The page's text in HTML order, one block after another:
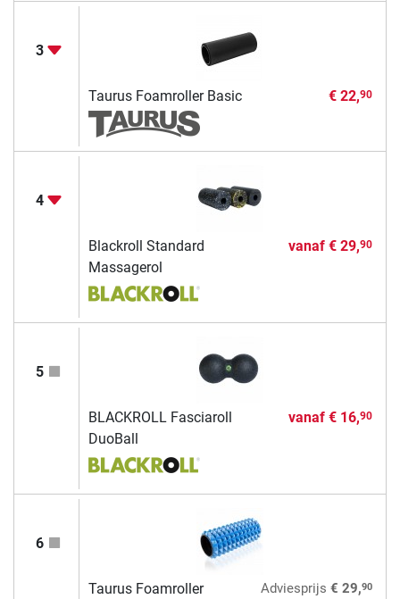
3
Taurus Foamroller Basic € 22,90
4
Blackroll Standard
Massagerol
vanaf € 29,90
5
BLACKROLL Fasciaroll
DuoBall
vanaf € 16,90
6
Taurus Foamroller
Adviesprijs € 29,90